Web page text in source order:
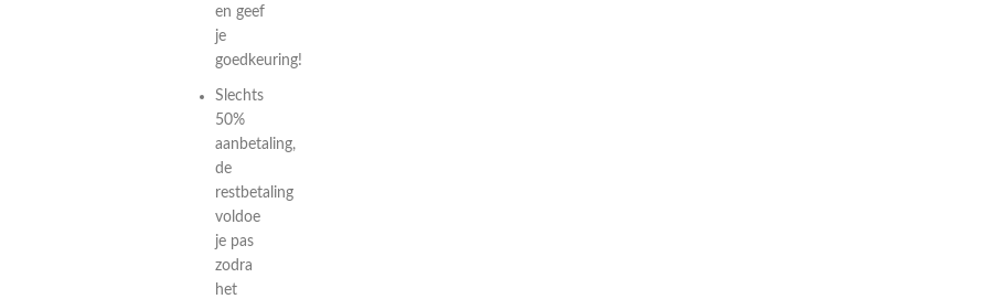
en geef
je
goedkeuring!
Slechts
50%
aanbetaling,
de
restbetaling
voldoe
je pas
zodra
het